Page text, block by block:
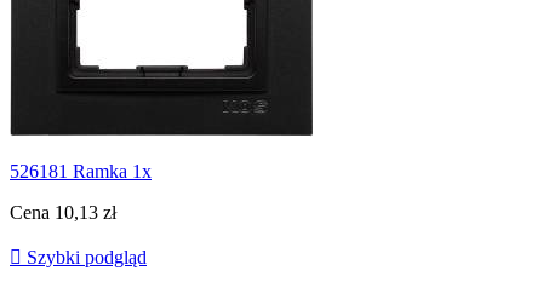
526181 Ramka 1x
Cena 10,13 zł
 Szybki podgląd